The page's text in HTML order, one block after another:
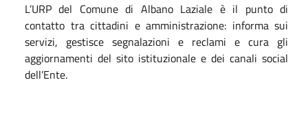
L’URP del Comune di Albano Laziale è il punto di
contatto tra cittadini e amministrazione: informa sui
servizi, gestisce segnalazioni e reclami e cura gli
aggiornamenti del sito istituzionale e dei canali social
dell’Ente.